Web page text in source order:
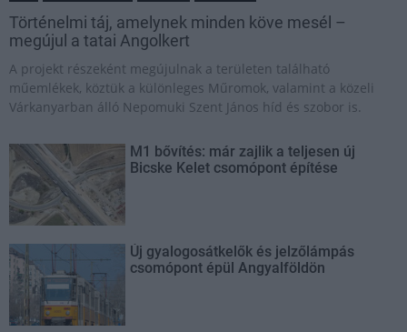
Történelmi táj, amelynek minden köve mesél –
megújul a tatai Angolkert
A projekt részeként megújulnak a területen található
műemlékek, köztük a különleges Műromok, valamint a közeli
Várkanyarban álló Nepomuki Szent János híd és szobor is.
M1 bővítés: már zajlik a teljesen új
Bicske Kelet csomópont építése
Új gyalogosátkelők és jelzőlámpás
csomópont épül Angyalföldön